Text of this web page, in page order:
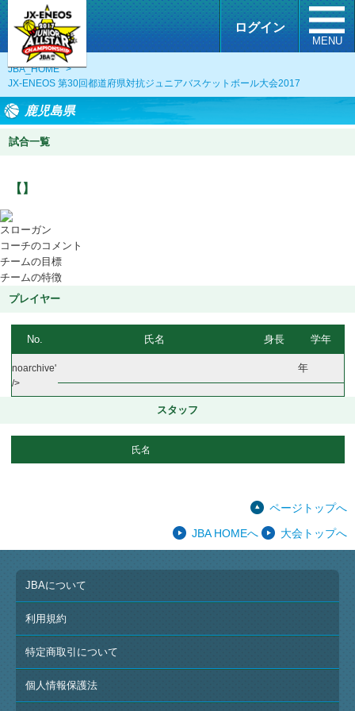
ログイン
MENU
JBA_HOME
>
JX-ENEOS 第30回都道府県対抗ジュニアバスケットボール大会2017
鹿児島県
試合一覧
【】
スローガン
コーチのコメント
チームの目標
チームの特徴
プレイヤー
No. 氏名 身長 学年
noarchive'
/>
年
スタッフ
氏名
ページトップへ
JBA HOMEへ
大会トップへ
JBAについて
利用規約
特定商取引について
個人情報保護法